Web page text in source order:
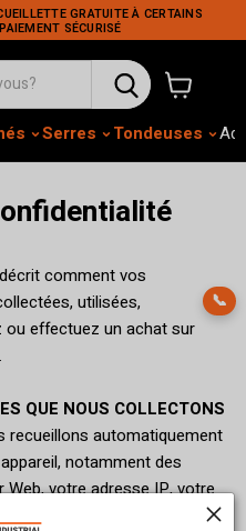
GRATUITE À CERTAINS
SÉCURISÉ
Voir le
Serres Tondeuses
comment vos
utilisées,
effectuez un achat sur
QUE NOUS COLLECTONS
recueillons automatiquement
notamment des
votre adresse IP, votre
installés sur votre
📞